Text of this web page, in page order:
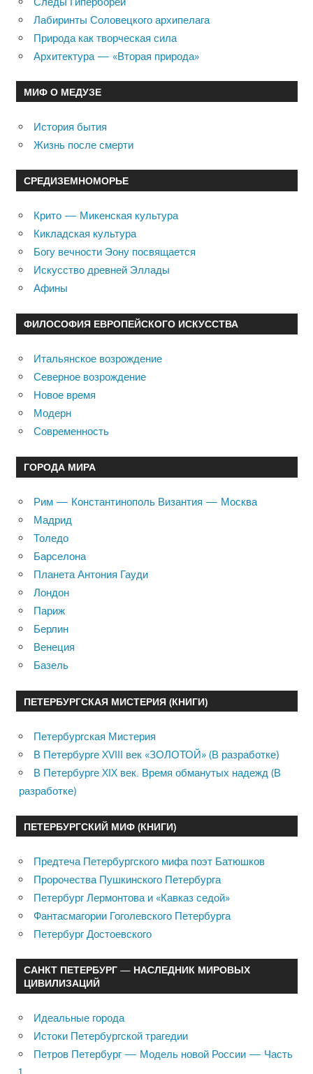
Лабиринты Соловецкого архипелага
Природа как творческая сила
Архитектура — «Вторая природа»
МИФ О МЕДУЗЕ
История бытия
Жизнь после смерти
СРЕДИЗЕМНОМОРЬЕ
Крито — Микенская культура
Кикладская культура
Богу вечности Эону посвящается
Искусство древней Эллады
Афины
ФИЛОСОФИЯ ЕВРОПЕЙСКОГО ИСКУССТВА
Итальянское возрождение
Северное возрождение
Новое время
Модерн
Современность
ГОРОДА МИРА
Рим — Константинополь Византия — Москва
Мадрид
Толедо
Барселона
Планета Антония Гауди
Лондон
Париж
Берлин
Венеция
Базель
ПЕТЕРБУРГСКАЯ МИСТЕРИЯ (КНИГИ)
Петербургская Мистерия
В Петербурге XVIII век «ЗОЛОТОЙ» (В разработке)
В Петербурге XIX век. Время обманутых надежд (В
разработке)
ПЕТЕРБУРГСКИЙ МИФ (КНИГИ)
Предтеча Петербургского мифа поэт Батюшков
Пророчества Пушкинского Петербурга
Петербург Лермонтова и «Кавказ седой»
Фантасмагории Гоголевского Петербурга
Петербург Достоевского
САНКТ ПЕТЕРБУРГ — НАСЛЕДНИК МИРОВЫХ
ЦИВИЛИЗАЦИЙ
Идеальные города
Истоки Петербургской трагедии
Петров Петербург — Модель новой России — Часть